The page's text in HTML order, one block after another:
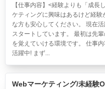
【仕事内容】<経験よりも「成長
ケティングに興味はあるけど経
な方も安心してください。 現在
スタートしています。 最初は先
を覚えていける環境です。 仕事
活躍中! まず...
Webマーケティング/未経験